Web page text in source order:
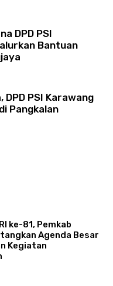
DPD PSI
Bantuan
PSI Karawang
Pangkalan
ke-81, Pemkab
Agenda Besar
Kegiatan